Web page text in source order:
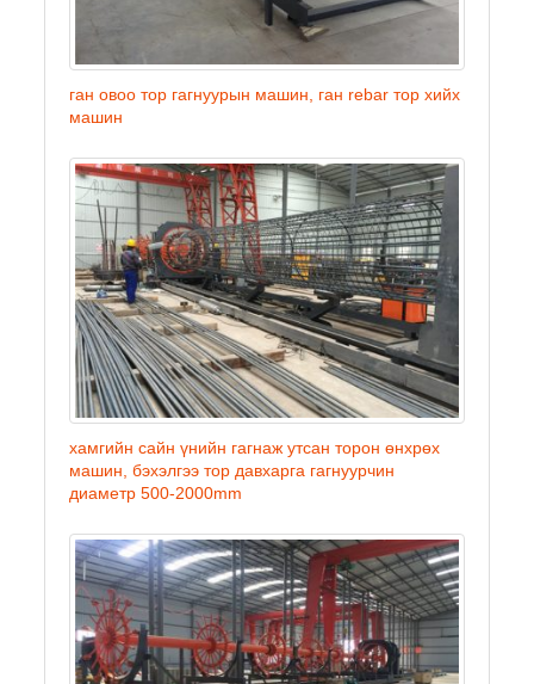
ган овоо тор гагнуурын машин, ган rebar тор хийх
машин
хамгийн сайн үнийн гагнаж утсан торон өнхрөх
машин, бэхэлгээ тор давхарга гагнуурчин
диаметр 500-2000mm